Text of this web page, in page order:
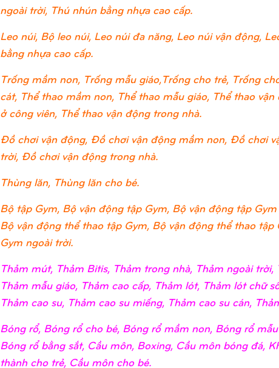
ngoài trời, Thú nhún bằng nhựa cao cấp.
Leo núi, Bộ leo núi, Leo núi đa năng, Leo núi vận động,
bằng nhựa cao cấp.
Trống mầm non, Trống mẫu giáo,Trống cho trẻ, Trống
cát, Thể thao mầm non, Thể thao mẫu giáo, Thể thao
ở công viên, Thể thao vận động trong nhà.
Đồ chơi vận động, Đồ chơi vận động mầm non, Đồ chơi
trời, Đồ chơi vận động trong nhà.
Thùng lăn, Thùng lăn cho bé.
Bộ tập Gym, Bộ vận động tập Gym, Bộ vận động tập
Bộ vận động thể thao tập Gym, Bộ vận động thể thao
Gym ngoài trời.
Thảm mút, Thảm Bitis, Thảm trong nhà, Thảm ngoài
Thảm mẫu giáo, Thảm cao cấp, Thảm lót, Thảm lót chữ
Thảm cao su, Thảm cao su miếng, Thảm cao su cán,
Bóng rổ, Bóng rổ cho bé, Bóng rổ mầm non, Bóng rổ
Bóng rổ bằng sắt, Cầu môn, Boxing, Cầu môn bóng đá,
thành cho trẻ, Cầu môn cho bé.